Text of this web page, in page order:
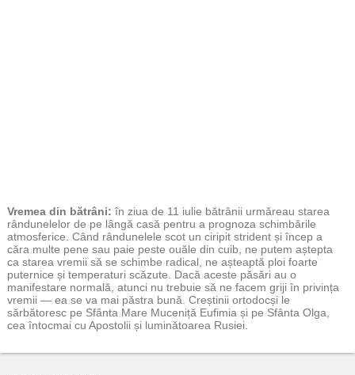
Vremea din bătrâni: în ziua de 11 iulie bătrânii urmăreau starea
rândunelelor de pe lângă casă pentru a prognoza schimbările
atmosferice. Când rândunelele scot un ciripit strident și încep a
căra multe pene sau paie peste ouăle din cuib, ne putem aștepta
ca starea vremii să se schimbe radical, ne așteaptă ploi foarte
puternice și temperaturi scăzute. Dacă aceste păsări au o
manifestare normală, atunci nu trebuie să ne facem griji în privința
vremii — ea se va mai păstra bună. Creștinii ortodocși le
sărbătoresc pe Sfânta Mare Muceniță Eufimia și pe Sfânta Olga,
cea întocmai cu Apostolii și luminătoarea Rusiei.